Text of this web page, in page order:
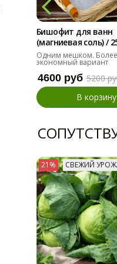
Бишофит для ванн
(магниевая соль) /
Одним мешком. Более
экономный вариант
4600 руб 5200
В корзину
21% СВЕЖИЙ